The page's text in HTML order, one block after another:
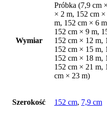
Wymiar
Próbka (7,9 cm
× 2 m, 152 cm
m, 152 cm × 6
152 cm × 9 m,
152 cm × 12 m,
152 cm × 15 m,
152 cm × 18 m,
152 cm × 21 m,
cm × 23 m)
Szerokość 152 cm, 7,9 cm